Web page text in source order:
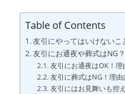
Table of Contents
友引にやってはいけないこ
友引にお通夜や葬式はNG
友引にお通夜はOK！理
友引に葬式はNG！理由
友引にはお見舞いも控